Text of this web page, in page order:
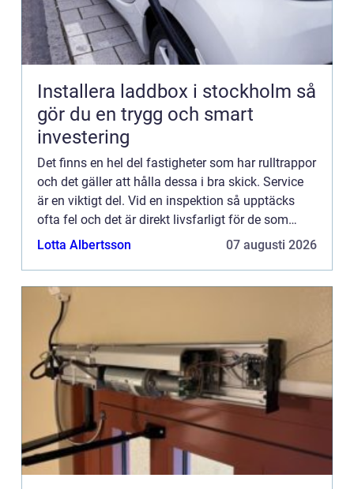
Installera laddbox i stockholm så
gör du en trygg och smart
investering
Det finns en hel del fastigheter som har rulltrappor
och det gäller att hålla dessa i bra skick. Service
är en viktigt del. Vid en inspektion så upptäcks
ofta fel och det är direkt livsfarligt för de som
åke...
Lotta Albertsson 07 augusti 2026